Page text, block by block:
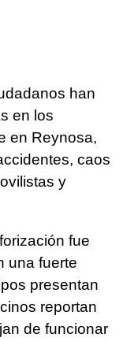
han
en los
en Reynosa,
caos
y
fue
una fuerte
presentan
reportan
de funcionar